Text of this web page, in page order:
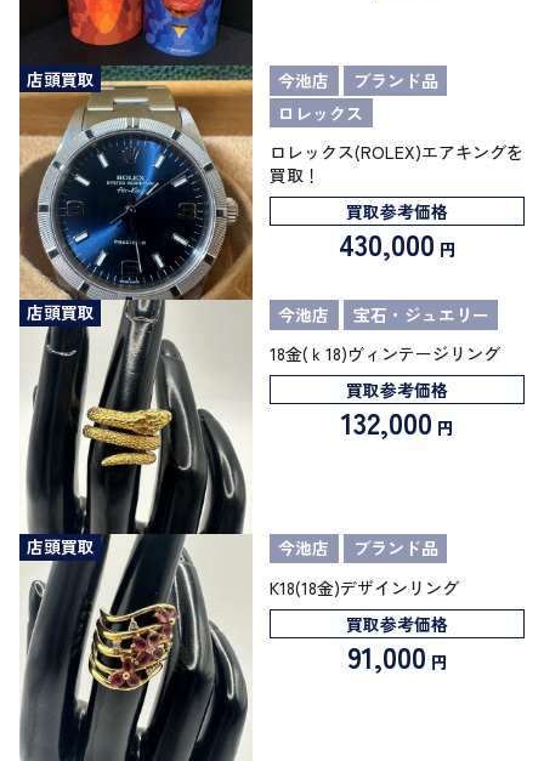
店頭買取 今池店
ブランド品
ロレックス
ロレックス(ROLEX)エアキングを
買取！
買取参考価格
430,000 円
店頭買取 今池店
宝石・ジュエリー
18金(ｋ18)ヴィンテージリング
買取参考価格
132,000 円
店頭買取 今池店
ブランド品
K18(18金)デザインリング
買取参考価格
91,000 円